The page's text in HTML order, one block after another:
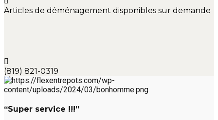
Articles de déménagement disponibles sur demande
(819) 821-0319
“Super service !!!”